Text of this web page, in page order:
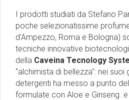
I prodotti studiati da Stefano
poche selezionatissime
d'Ampezzo, Roma e Bologna)
tecniche innovative
della Caveina Tecnology
“alchimista di bellezza'': nei suoi
detergenti ha messo a punto
formulate con Aloe e Ginseng